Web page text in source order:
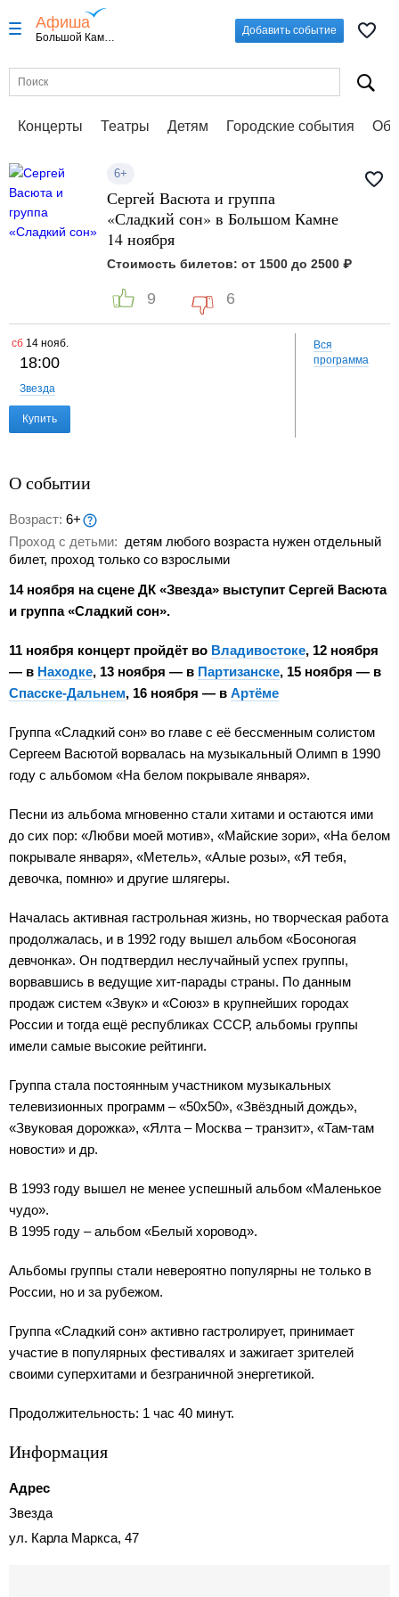
Афиша
Большой Камень
Добавить событие
Концерты Театры Детям Городские события
6+
Сергей Васюта и группа
«Сладкий сон» в Большом Камне
14 ноября
Стоимость билетов: от 1500 до 2500 ₽
9 6
сб 14 нояб.
18:00
Звезда
Купить
Вся
программа
О событии
Возраст: 6+
Проход с детьми: детям любого возраста нужен отдельный
билет, проход только со взрослыми
14 ноября на сцене ДК «Звезда» выступит Сергей Васюта
и группа «Сладкий сон».
11 ноября концерт пройдёт во Владивостоке, 12 ноября
— в Находке, 13 ноября — в Партизанске, 15 ноября — в
Спасске-Дальнем, 16 ноября — в Артёме
Группа «Сладкий сон» во главе с её бессменным солистом
Сергеем Васютой ворвалась на музыкальный Олимп в 1990
году с альбомом «На белом покрывале января».
Песни из альбома мгновенно стали хитами и остаются ими
до сих пор: «Любви моей мотив», «Майские зори», «На белом
покрывале января», «Метель», «Алые розы», «Я тебя,
девочка, помню» и другие шлягеры.
Началась активная гастрольная жизнь, но творческая работа
продолжалась, и в 1992 году вышел альбом «Босоногая
девчонка». Он подтвердил неслучайный успех группы,
ворвавшись в ведущие хит-парады страны. По данным
продаж систем «Звук» и «Союз» в крупнейших городах
России и тогда ещё республиках СССР, альбомы группы
имели самые высокие рейтинги.
Группа стала постоянным участником музыкальных
телевизионных программ – «50х50», «Звёздный дождь»,
«Звуковая дорожка», «Ялта – Москва – транзит», «Там-там
новости» и др.
В 1993 году вышел не менее успешный альбом «Маленькое
чудо».
В 1995 году – альбом «Белый хоровод».
Альбомы группы стали невероятно популярны не только в
России, но и за рубежом.
Группа «Сладкий сон» активно гастролирует, принимает
участие в популярных фестивалях и зажигает зрителей
своими суперхитами и безграничной энергетикой.
Продолжительность: 1 час 40 минут.
Информация
Адрес
Звезда
ул. Карла Маркса, 47